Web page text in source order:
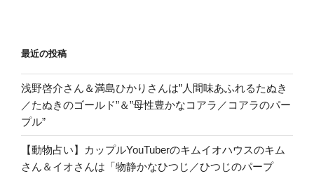
最近の投稿
浅野啓介さん＆満島ひかりさんは”人間味あふれるたぬき
／たぬきのゴールド”＆”母性豊かなコアラ／コアラのパー
プル”
【動物占い】カップルYouTuberのキムイオハウスのキム
さん＆イオさんは「物静かなひつじ／ひつじのパープ